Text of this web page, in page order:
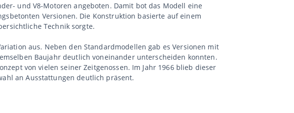
und V8-Motoren angeboten. Damit bot das Modell eine
Versionen. Die Konstruktion basierte auf einem
Technik sorgte.
aus. Neben den Standardmodellen gab es Versionen mit
Baujahr deutlich voneinander unterscheiden konnten.
von vielen seiner Zeitgenossen. Im Jahr 1966 blieb dieser
an Ausstattungen deutlich präsent.